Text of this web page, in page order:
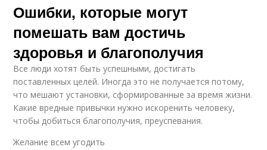
Ошибки, которые могут
помешать вам достичь
здоровья и благополучия
Все люди хотят быть успешными, достигать
поставленных целей. Иногда это не получается потому,
что мешают установки, сформированные за время жизни.
Какие вредные привычки нужно искоренить человеку,
чтобы добиться благополучия, преуспевания.
Желание всем угодить